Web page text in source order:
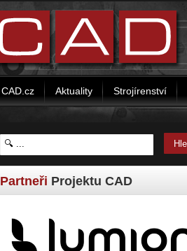
CAD.cz Aktuality Strojírenství
Partneři Projektu CAD